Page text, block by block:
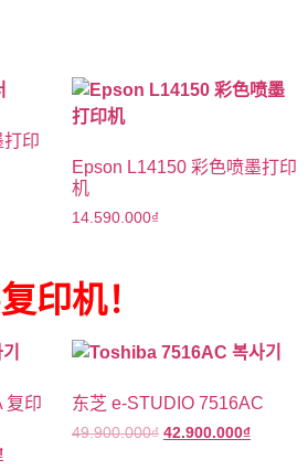
打印
Epson L14150 彩色喷墨打印
机
14.590.000₫
印机！
复印
东芝 e-STUDIO 7516AC
49.900.000₫ 42.900.000₫